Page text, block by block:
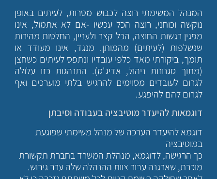
המנהל המשימתי רוצה לכבוש מטרות, לעיתים באופן
נוקשה וכוחני, רוצה הכל עכשיו -אם לא אתמול, אינו
מפגין רגשות החוצה, הכל קצר ולעניין, החלטות מהירות
שנשלפות (לעיתים) מהמותן. מנגד, אינו מעודד או
תומך, ביקורתי מאד כלפי עובדיו ונתפס לעיתים כשחצן
(מתוך סגנונות ניהול, אדיג'ס). התנהגות כזו עלולה
לגרום לעובדים מסוימים להרגיש בלתי מוערכים ואף
לגרום להם להיפגע.
דוגמאות להיעדר מוטיבציה בעבודה וסיבתן
דוגמא להיעדר הערכה של מנהל משימתי שפוגעת
במוטיבציה
כך הרגישה, לדוגמא, מנהלת המשרד בחברת תקשורת
מוכרת, שארגנה עבור צוות ההנהלה שלה ערב גיבוש.